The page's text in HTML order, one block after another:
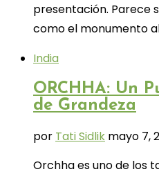
presentación. Parece
como el monumento
India
ORCHHA: Un
de Grandeza
por Tati Sidlik mayo 7,
Orchha es uno de los